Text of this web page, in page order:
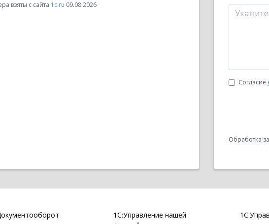
взяты с сайта 1c.ru 09.08.2026
Согласие
Обработка
1С:Управление нашей